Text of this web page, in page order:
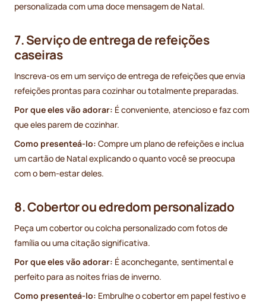
personalizada com uma doce mensagem de Natal.
7. Serviço de entrega de refeições
caseiras
Inscreva-os em um serviço de entrega de refeições que envia
refeições prontas para cozinhar ou totalmente preparadas.
Por que eles vão adorar: É conveniente, atencioso e faz com
que eles parem de cozinhar.
Como presenteá-lo: Compre um plano de refeições e inclua
um cartão de Natal explicando o quanto você se preocupa
com o bem-estar deles.
8. Cobertor ou edredom personalizado
Peça um cobertor ou colcha personalizado com fotos de
família ou uma citação significativa.
Por que eles vão adorar: É aconchegante, sentimental e
perfeito para as noites frias de inverno.
Como presenteá-lo: Embrulhe o cobertor em papel festivo e